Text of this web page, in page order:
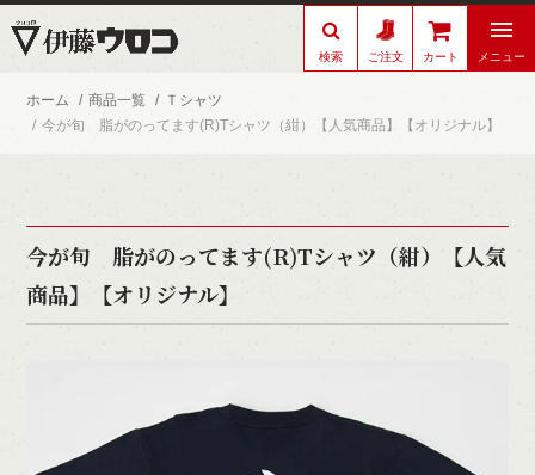
検索 ご注文 カート メニュー
ホーム 商品一覧
Ｔシャツ
今が旬 脂がのってます(R)Tシャツ（紺）【人気商品】【オリジナル】
今が旬 脂がのってます(R)Tシャツ（紺）【人気
商品】【オリジナル】